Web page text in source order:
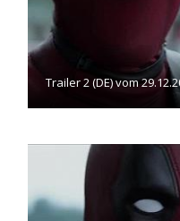
Trailer 2 (DE) vom